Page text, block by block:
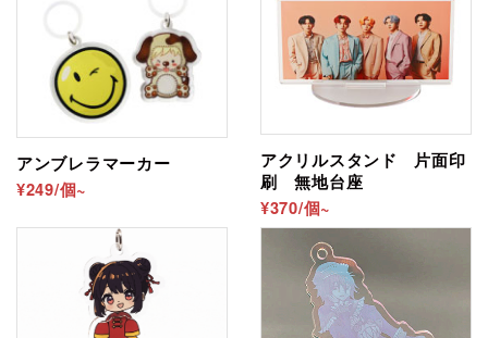
OPP透明袋での個別包装込みの金額となります。
紐（眼鏡紐）に関する注意
長さ：一般的なお守り規格の紐を使用しているため、
キーホルダー用途では長く感じる場合があります。必
要に応じて調整してください。
色移り：色付き紐は摩擦・汗・水分などで色落ちする
ことがあります。白物・淡色物と合わせる場合は
の紐を推奨します。
アンブレラマーカー
¥249/個~
アクリルスタンド 片面印
刷 無地台座
¥370/個~